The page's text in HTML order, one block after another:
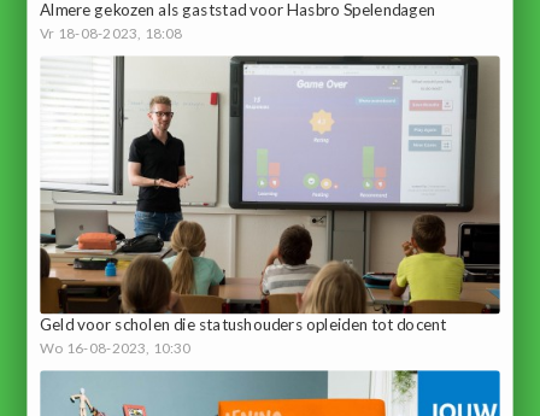
Almere gekozen als gaststad voor Hasbro Spelendagen
Vr 18-08-2023, 18:08
Geld voor scholen die statushouders opleiden tot docent
Wo 16-08-2023, 10:30